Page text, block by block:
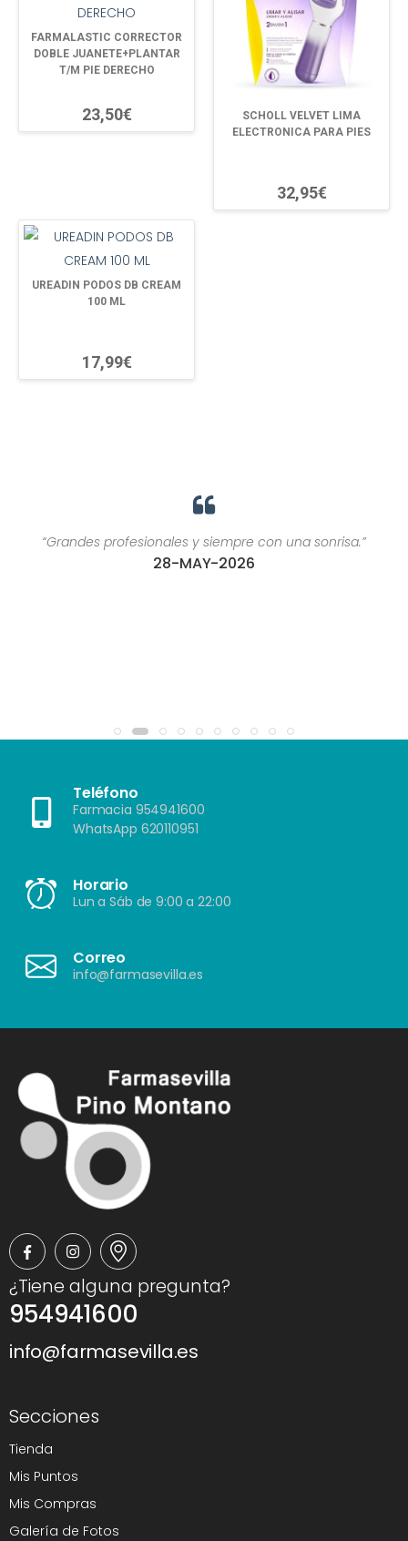
FARMALASTIC CORRECTOR
DOBLE JUANETE+PLANTAR
T/M PIE DERECHO
23,50€
SCHOLL VELVET LIMA
ELECTRONICA PARA PIES
32,95€
UREADIN PODOS DB CREAM
100 ML
17,99€
“Grandes profesionales y siempre con una sonrisa.”
28-MAY-2026
Teléfono
Farmacia 954941600
WhatsApp 620110951
Horario
Lun a Sáb de 9:00 a 22:00
Correo
info@farmasevilla.es
¿Tiene alguna pregunta?
954941600
info@farmasevilla.es
Secciones
Tienda
Mis Puntos
Mis Compras
Galería de Fotos